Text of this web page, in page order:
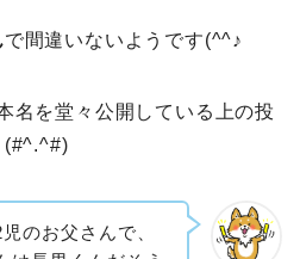
で間違いないようです(^^♪
名を堂々公開している上の投
(#^.^#)
のお父さんで、